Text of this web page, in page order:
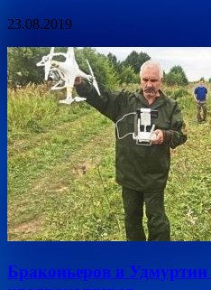
23.08.2019
Браконьеров в